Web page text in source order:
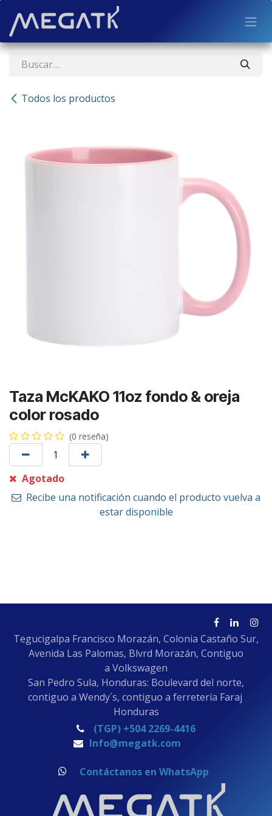
Todos los productos
Taza McKAKO 11oz fondo & oreja
color rosado
(0 reseña)
Agotado
Recibe una notificación cuando el producto vuelva a
estar disponible
Tegucigalpa Francisco Morazán, Colonia Castaño Sur,
Avenida Las Palomas, Blvrd Morazán, Contiguo
a Volkswagen
San Pedro Sula, Honduras: Boulevard del norte,
contiguo a Wendy´s, contiguo a ferretería Faraj
Honduras
(TGP) +504 2269-4416
Info@megatk.com
Contáctanos en WhatsApp